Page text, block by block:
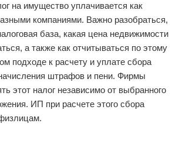
на имущество уплачивается как
компаниями. Важно разобраться,
база, какая цена недвижимости
а также как отчитываться по этому
подходе к расчету и уплате сбора
штрафов и пени. Фирмы
этот налог независимо от выбранного
ИП при расчете этого сбора